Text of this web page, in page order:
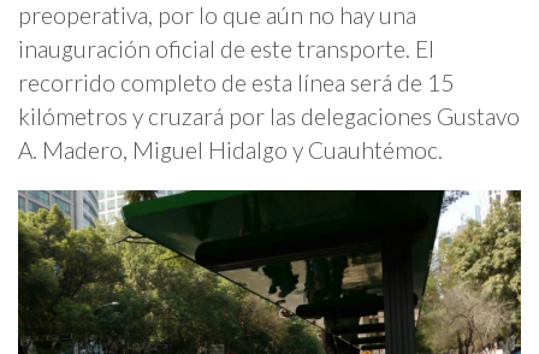
preoperativa, por lo que aún no hay una
inauguración oficial de este transporte. El
recorrido completo de esta línea será de 15
kilómetros y cruzará por las delegaciones Gustavo
A. Madero, Miguel Hidalgo y Cuauhtémoc.